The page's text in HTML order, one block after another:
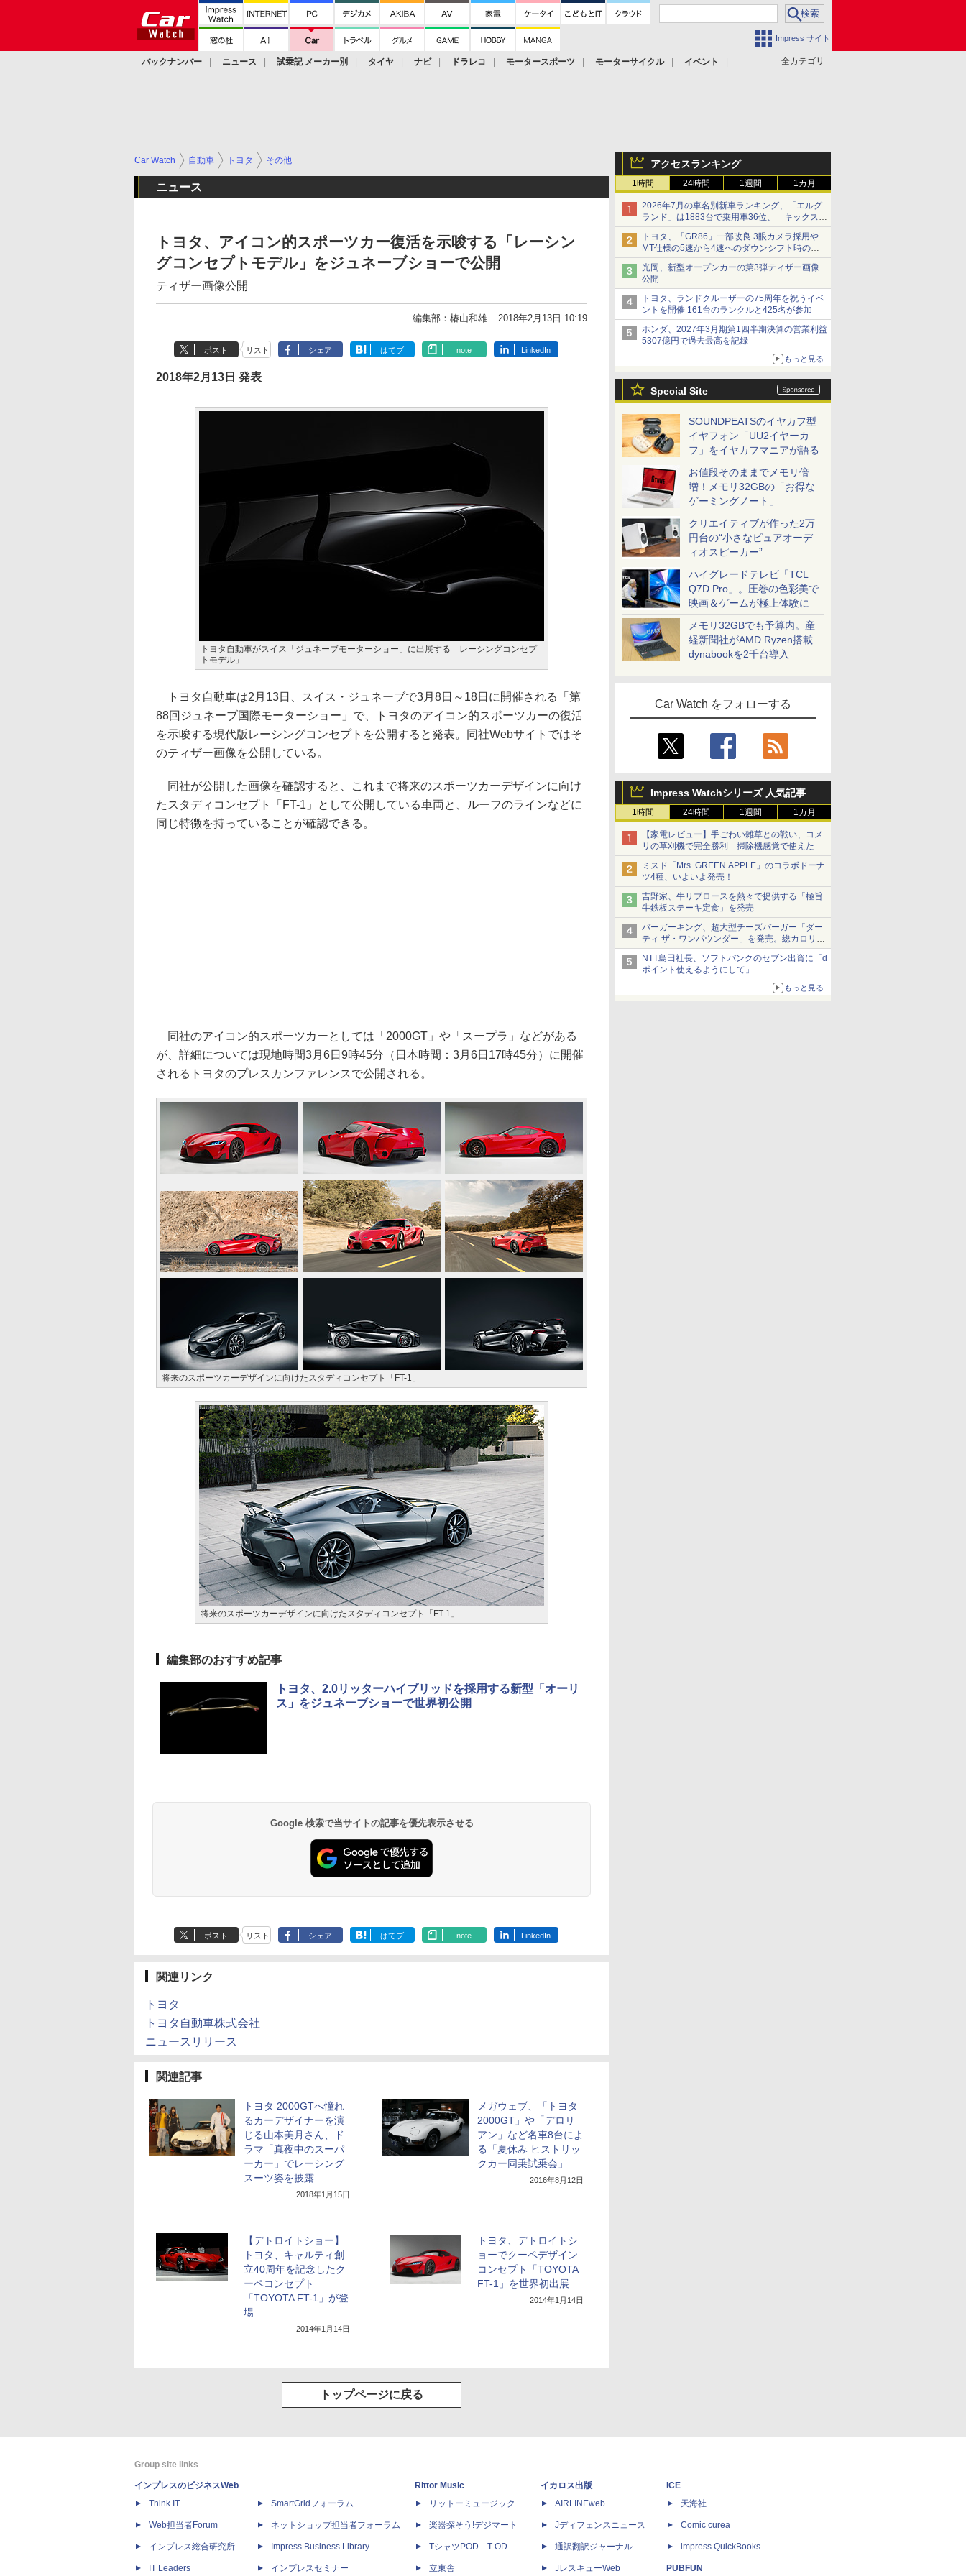
Impress サイト
全カテゴリ
バックナンバー ニュース 試乗記 メーカー別 タイヤ ナビ ドラレコ モータースポーツ モーターサイクル
イベント
アクセスランキング
1時間 24時間 1週間 1カ月
2026年7月の車名別新車ランキング、「エルグ
ランド」は1883台で乗用車36位、「キックス」
は2591台で27位に
トヨタ、「GR86」一部改良 3眼カメラ採用や
MT仕様の5速から4速へのダウンシフト時の操
作性向上など
光岡、新型オープンカーの第3弾ティザー画像
公開
トヨタ、ランドクルーザーの75周年を祝うイベ
ントを開催 161台のランクルと425名が参加
ホンダ、2027年3月期第1四半期決算の営業利益
5307億円で過去最高を記録
もっと見る
Special Site
SOUNDPEATSのイヤカフ型
イヤフォン「UU2イヤーカ
フ」をイヤカフマニアが語る
お値段そのままでメモリ倍
増！メモリ32GBの「お得な
ゲーミングノート」
クリエイティブが作った2万
円台の“小さなピュアオーデ
ィオスピーカー”
ハイグレードテレビ「TCL
Q7D Pro」。圧巻の色彩美で
映画＆ゲームが極上体験に
メモリ32GBでも予算内。産
経新聞社がAMD Ryzen搭載
dynabookを2千台導入
Car Watch をフォローする
Impress Watchシリーズ 人気記事
1時間 24時間 1週間 1カ月
【家電レビュー】手ごわい雑草との戦い、コメ
リの草刈機で完全勝利 掃除機感覚で使えた
ミスド「Mrs. GREEN APPLE」のコラボドーナ
ツ4種、いよいよ発売！
吉野家、牛リブロースを熱々で提供する「極旨
牛鉄板ステーキ定食」を発売
バーガーキング、超大型チーズバーガー「ダー
ティ ザ・ワンパウンダー」を発売。総カロリー
約1656kcal、総重量約527g！
NTT島田社長、ソフトバンクのセブン出資に「d
ポイント使えるようにして」
もっと見る
Car Watch 自動車 トヨタ その他
ニュース
トヨタ、アイコン的スポーツカー復活を示唆する「レーシン
グコンセプトモデル」をジュネーブショーで公開
ティザー画像公開
編集部：椿山和雄 2018年2月13日 10:19
ポスト リスト シェア はてブ note LinkedIn
2018年2月13日 発表
トヨタ自動車がスイス「ジュネーブモーターショー」に出展する「レーシングコンセプ
トモデル」
トヨタ自動車は2月13日、スイス・ジュネーブで3月8日～18日に開催される「第
88回ジュネーブ国際モーターショー」で、トヨタのアイコン的スポーツカーの復活
を示唆する現代版レーシングコンセプトを公開すると発表。同社Webサイトではそ
のティザー画像を公開している。
同社が公開した画像を確認すると、これまで将来のスポーツカーデザインに向け
たスタディコンセプト「FT-1」として公開している車両と、ルーフのラインなどに
同じ特徴を持っていることが確認できる。
同社のアイコン的スポーツカーとしては「2000GT」や「スープラ」などがある
が、詳細については現地時間3月6日9時45分（日本時間：3月6日17時45分）に開催
されるトヨタのプレスカンファレンスで公開される。
将来のスポーツカーデザインに向けたスタディコンセプト「FT-1」
将来のスポーツカーデザインに向けたスタディコンセプト「FT-1」
編集部のおすすめ記事
トヨタ、2.0リッターハイブリッドを採用する新型「オーリ
ス」をジュネーブショーで世界初公開
Google 検索で当サイトの記事を優先表示させる
ポスト リスト シェア はてブ note LinkedIn
関連リンク
トヨタ
トヨタ自動車株式会社
ニュースリリース
関連記事
トヨタ 2000GTへ憧れ
るカーデザイナーを演
じる山本美月さん、ド
ラマ「真夜中のスーパ
ーカー」でレーシング
スーツ姿を披露
2018年1月15日
メガウェブ、「トヨタ
2000GT」や「デロリ
アン」など名車8台によ
る「夏休み ヒストリッ
クカー同乗試乗会」
2016年8月12日
【デトロイトショー】
トヨタ、キャルティ創
立40周年を記念したク
ーペコンセプト
「TOYOTA FT-1」が登
場
2014年1月14日
トヨタ、デトロイトシ
ョーでクーペデザイン
コンセプト「TOYOTA
FT-1」を世界初出展
2014年1月14日
トップページに戻る
Group site links
インプレスのビジネスWeb
Think IT
Web担当者Forum
インプレス総合研究所
IT Leaders
SmartGridフォーラム
ネットショップ担当者フォーラム
Impress Business Library
インプレスセミナー
Rittor Music
リットーミュージック
楽器探そう!デジマート
TシャツPOD T-OD
立東舎
イカロス出版
AIRLINEweb
Jディフェンスニュース
通訳翻訳ジャーナル
JレスキューWeb
ICE
天海社
Comic curea
impress QuickBooks
PUBFUN